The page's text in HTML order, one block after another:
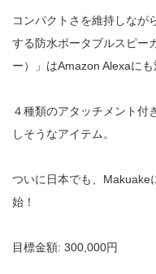
コンパクトさを維持しなが
する防水ポータブルスピー
ー）」はAmazon Alexaにも
４種類のアタッチメント付
しそうなアイテム。
ついに日本でも、 Makuake
始！
目標金額: 300,000円